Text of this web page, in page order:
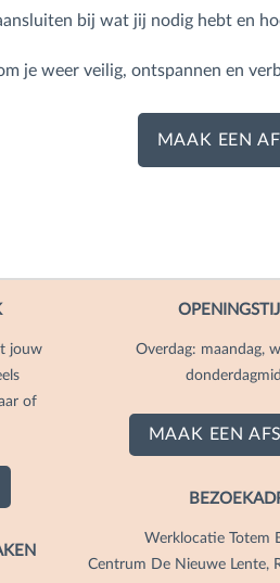
bij wat jij nodig hebt en
je weer veilig, ontspannen en
MAAK EEN
jouw
of
Overdag: maandag,
MAAK EEN
Werklocatie Totem
Centrum De Nieuwe Lente,